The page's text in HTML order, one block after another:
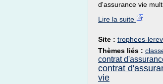
d'assurance vie
Lire la suite
Site : trophees-
Thèmes liés :
contrat
contrat
vie